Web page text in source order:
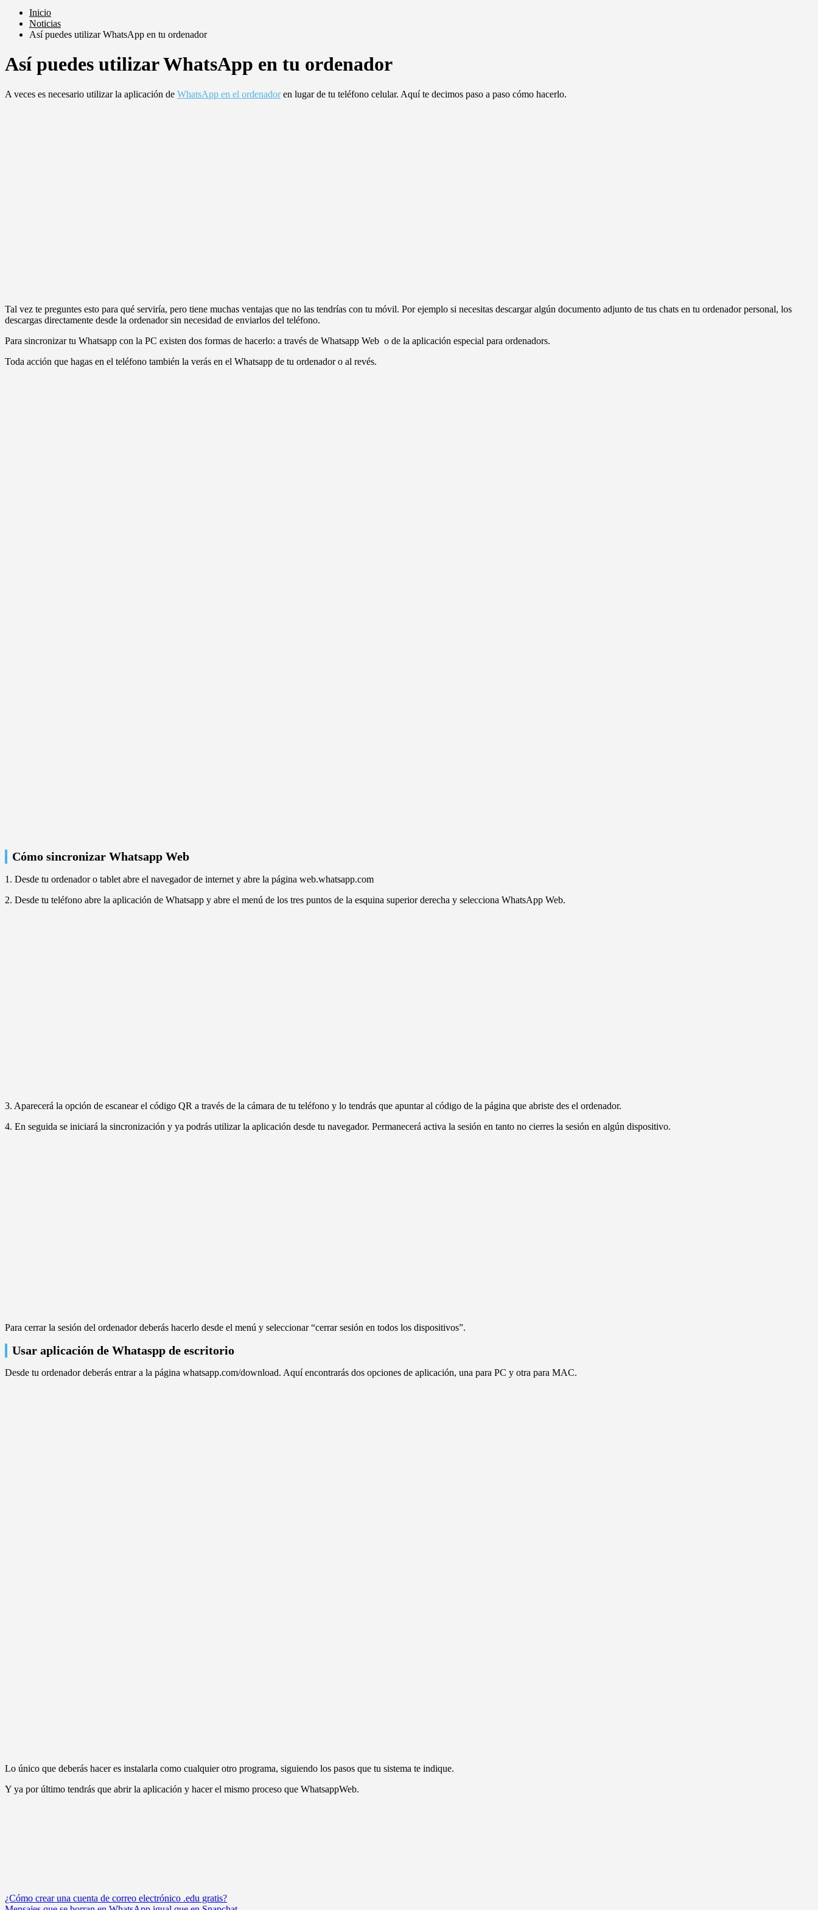
Inicio
Noticias
Así puedes utilizar WhatsApp en tu ordenador
Así puedes utilizar WhatsApp en tu ordenador
A veces es necesario utilizar la aplicación de WhatsApp en el ordenadoren lugar de tu teléfono celular. Aquí te decimos paso a paso cómo hacerlo.
Tal vez te preguntes esto para qué serviría, pero tiene muchas ventajas que no las tendrías con tu móvil. Por ejemplo si necesitas descargar algún documento adjunto de tus chats en tu ordenador personal, los
descargas directamente desde la ordenador sin necesidad de enviarlos del teléfono.
Para sincronizar tu Whatsapp con la PC existen dos formas de hacerlo: a través de Whatsapp Web o de la aplicación especial para ordenadors.
Toda acción que hagas en el teléfono también la verás en el Whatsapp de tu ordenador o al revés.
Cómo sincronizar Whatsapp Web
1. Desde tu ordenador o tablet abre el navegador de internet y abre la página web.whatsapp.com
2. Desde tu teléfono abre la aplicación de Whatsapp y abre el menú de los tres puntos de la esquina superior derecha y selecciona WhatsApp Web.
3. Aparecerá la opción de escanear el código QR a través de la cámara de tu teléfono y lo tendrás que apuntar al código de la página que abriste des el ordenador.
4. En seguida se iniciará la sincronización y ya podrás utilizar la aplicación desde tu navegador. Permanecerá activa la sesión en tanto no cierres la sesión en algún dispositivo.
Para cerrar la sesión del ordenador deberás hacerlo desde el menú y seleccionar “cerrar sesión en todos los dispositivos”.
Usar aplicación de Whataspp de escritorio
Desde tu ordenador deberás entrar a la página whatsapp.com/download. Aquí encontrarás dos opciones de aplicación, una para PC y otra para MAC.
Lo único que deberás hacer es instalarla como cualquier otro programa, siguiendo los pasos que tu sistema te indique.
Y ya por último tendrás que abrir la aplicación y hacer el mismo proceso que WhatsappWeb.
Navegación
¿Cómo crear una cuenta de correo electrónico .edu gratis?